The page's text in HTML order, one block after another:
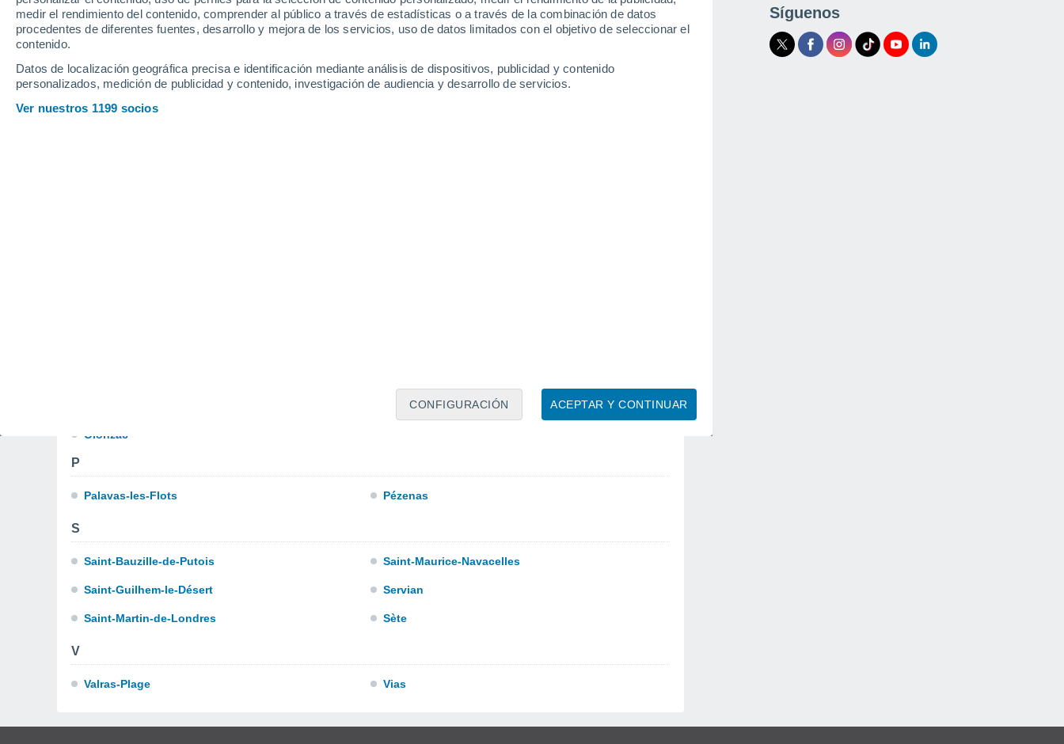
medir el rendimiento del contenido, comprender al público a través de estadísticas o a través de la combinación de datos
procedentes de diferentes fuentes, desarrollo y mejora de los servicios, uso de datos limitados con el objetivo de seleccionar el
contenido.
Datos de localización geográfica precisa e identificación mediante análisis de dispositivos, publicidad y contenido
personalizados, medición de publicidad y contenido, investigación de audiencia y desarrollo de servicios.
Ver nuestros 1199 socios
ACEPTAR Y CONTINUAR
CONFIGURACIÓN
J
L
Olonzac
P
Palavas-les-Flots Pézenas
S
Saint-Bauzille-de-Putois
Saint-Guilhem-le-Désert
Saint-Martin-de-Londres
Saint-Maurice-Navacelles
Servian
Sète
V
Valras-Plage Vias
Síguenos